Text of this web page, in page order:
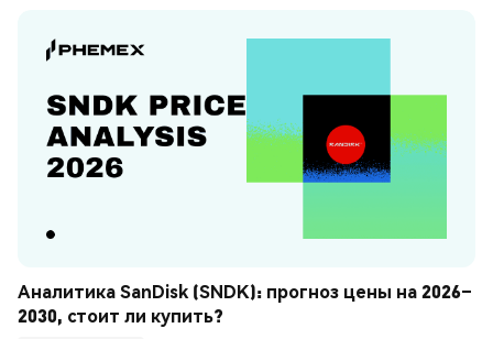
Аналитика SanDisk (SNDK): прогноз цены на 2026–
2030, стоит ли купить?